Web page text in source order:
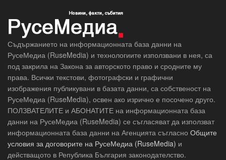
Съдържанието на информационната база данни на
РусеМедиа (RuseMedia) и технологиите използвани в нея, са
под закрила на Закона за авторското право и сродните му
права. Всички текстови, фотографски и графични
изображения публикувани в базата данни, са собственост на
РусеМедиа (RuseMedia), освен ако изрично е посочено друго.
ПОЛЗВАТЕЛИТЕ и АБОНАТИТЕ на информационната база
данни на РусеМедиа (RuseMedia) се съгласяват да използват
информационната база данни на Агенцията съгласно Общите
условия за договорите на РусеМедиа (RuseMedia) и
действащото в Република България законодателство.